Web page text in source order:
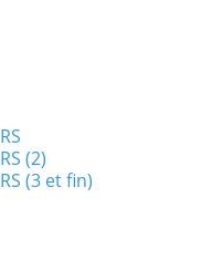
(2)
(3 et fin)